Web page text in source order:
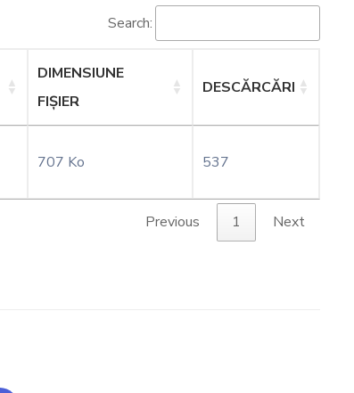
Search:
DIMENSIUNE
FIȘIER
DESCĂRCĂRI
707 Ko 537
Previous 1 Next